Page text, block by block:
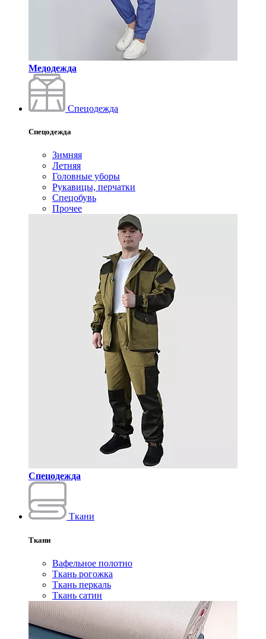
Медодежда
Спецодежда
Спецодежда
Зимняя
Летняя
Головные уборы
Рукавицы, перчатки
Спецобувь
Прочее
Спецодежда
Ткани
Ткани
Вафельное полотно
Ткань рогожка
Ткань перкаль
Ткань сатин